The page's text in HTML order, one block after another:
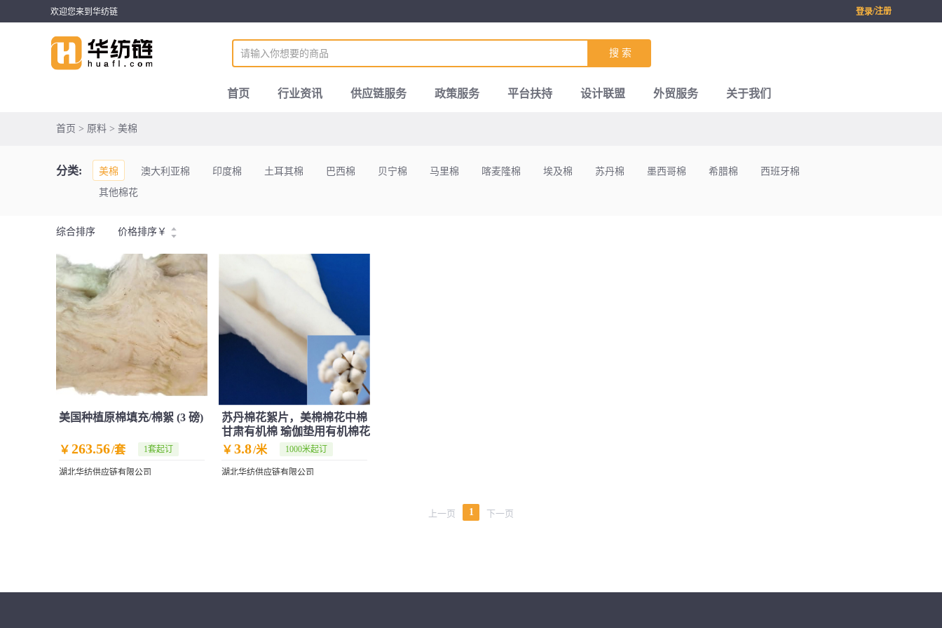
欢迎您来到华纺链 登录/注册
搜 索
首页 行业资讯 供应链服务 政策服务 平台扶持 设计联盟 外贸服务 关于我们
首页 > 原料 > 美棉
分类: 美棉 澳大利亚棉 印度棉 土耳其棉 巴西棉 贝宁棉 马里棉 喀麦隆棉 埃及棉 苏丹棉 墨西哥棉 希腊棉
西班牙棉
其他棉花
综合排序 价格排序 ￥
美国种植原棉填充/棉絮 (3 磅)
￥ 263.56/套 1套起订
湖北华纺供应链有限公司
苏丹棉花絮片，美棉棉花中棉
甘肃有机棉 瑜伽垫用有机棉花
￥ 3.8/米 1000米起订
湖北华纺供应链有限公司
上一页 1 下一页